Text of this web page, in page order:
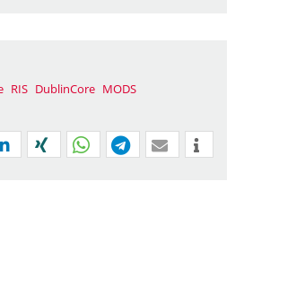
RIS DublinCore MODS